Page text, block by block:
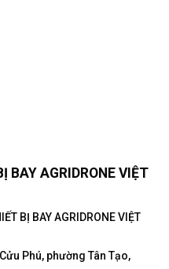
BAY AGRIDRONE VIỆT
BỊ BAY AGRIDRONE VIỆT
Phú, phường Tân Tạo,